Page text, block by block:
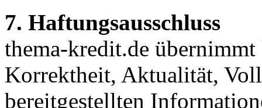
7. Haftungsausschluss
thema-kredit.de
Korrektheit, Aktualität,
bereitgestellten